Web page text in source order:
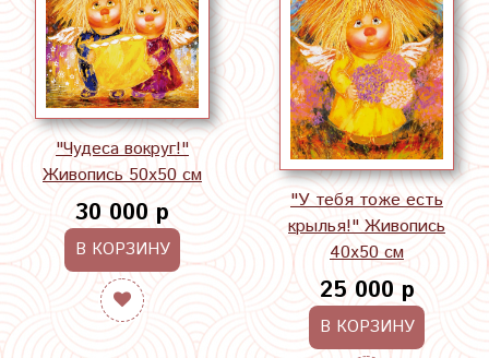
"Чудеса вокруг!"
Живопись 50х50 см
30 000 р
В КОРЗИНУ
"У тебя тоже есть
крылья!" Живопись
40х50 см
25 000 р
В КОРЗИНУ